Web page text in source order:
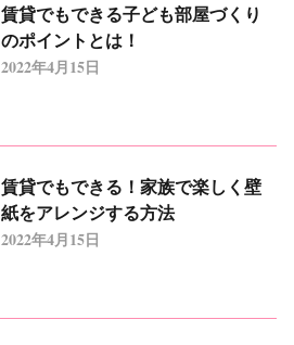
賃貸でもできる子ども部屋づくり
のポイントとは！
2022年4月15日
賃貸でもできる！家族で楽しく壁
紙をアレンジする方法
2022年4月15日